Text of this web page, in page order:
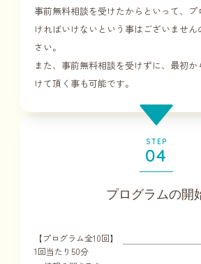
事前無料相談を受けたからといって、プ
ければいけないという事はございませ
さい。
また、事前無料相談を受けずに、最初
けて頂く事も可能です。
STEP
04
プログラムの開
【プログラム全10回】
1回当たり50分